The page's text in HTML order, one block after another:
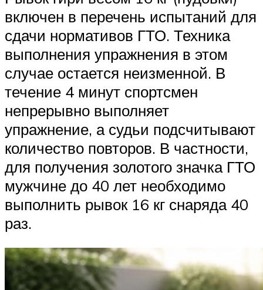
включен в перечень испытаний для
сдачи нормативов ГТО. Техника
выполнения упражнения в этом
случае остается неизменной. В
течение 4 минут спортсмен
непрерывно выполняет
упражнение, а судьи подсчитывают
количество повторов. В частности,
для получения золотого значка ГТО
мужчине до 40 лет необходимо
выполнить рывок 16 кг снаряда 40
раз.